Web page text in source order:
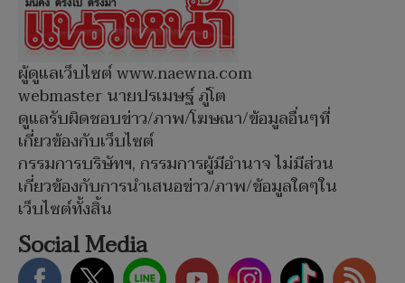
ผู้ดูแลเว็บไซต์ www.naewna.com
webmaster นายปรเมษฐ์ ภู่โต
ดูแลรับผิดชอบข่าว/ภาพ/โฆษณา/ข้อมูลอื่นๆที่
เกี่ยวข้องกับเว็บไซต์
กรรมการบริษัทฯ, กรรมการผู้มีอำนาจ ไม่มีส่วน
เกี่ยวข้องกับการนำเสนอข่าว/ภาพ/ข้อมูลใดๆใน
เว็บไซต์ทั้งสิ้น
Social Media